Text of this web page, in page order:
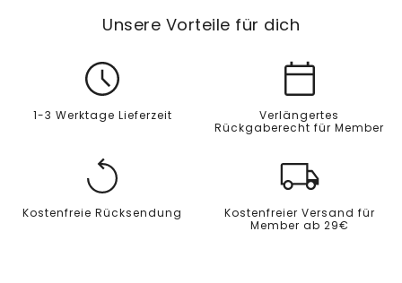
Unsere Vorteile für dich
1-3 Werktage Lieferzeit
Verlängertes
Rückgaberecht für Member
Kostenfreie Rücksendung
Kostenfreier Versand für
Member ab 29€